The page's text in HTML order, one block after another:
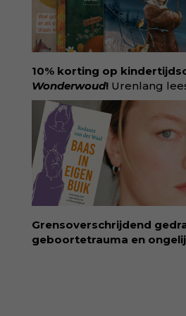
bestseller, waarmee Eva
kunnen helpen. Ze schrijft
liefdevolle kijk op kinderen
voor ouders. Download het
via:
id=ZcYxEBJH
10% korting op
Wonderwoud! Urenlang
voor dromers, doeners en
Wonderwoud is het
antwoord op alle snelle
boekjes en hapsnap-
kindertijdschrift van
kunde voor taal, beeld en
spat van elke pagina. Dat
kind. Abonneer via
wonderwoud.nl/
korting met code:
KIIND10
Grensoverschrijdend
geboortetrauma en